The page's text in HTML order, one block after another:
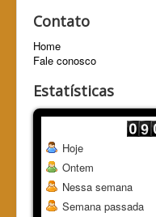
Contato
Home
Fale conosco
Estatísticas
Hoje
Ontem
Nessa semana
Semana passada